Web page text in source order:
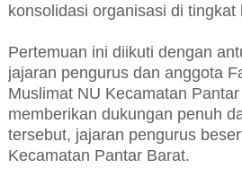
konsolidasi organisasi di tingkat
Pertemuan ini diikuti dengan
jajaran pengurus dan anggota
Muslimat NU Kecamatan
memberikan dukungan penuh
tersebut, jajaran pengurus
Kecamatan Pantar Barat.